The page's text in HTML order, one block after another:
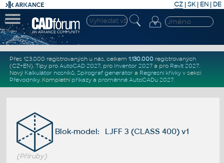
CZ | SK| EN | DE
Přes 123.000 registrovaných u nás, celkem 1.130.000registrovaných
(CZ+EN). Tipy pro AutoCAD 2027, pro Inventor 2027a pro Revit 2027.
Nový Kalkulátor nosníků, Spirograf generátor a Regresní křivkyv sekci
Převodníky. Kompletní příkazya proměnné AutoCADu 2027.
Blok-model: LJFF 3 (CLASS 400) v1
(Příruby)